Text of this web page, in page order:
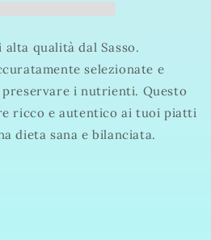
qualità dal Sasso.
selezionate e
i nutrienti. Questo
ricco e autentico ai tuoi piatti
dieta sana e bilanciata.